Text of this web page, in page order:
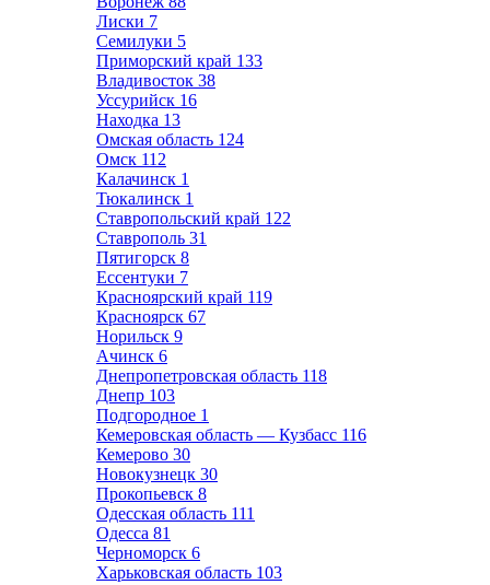
Лиски 7
Семилуки 5
Приморский край 133
Владивосток 38
Уссурийск 16
Находка 13
Омская область 124
Омск 112
Калачинск 1
Тюкалинск 1
Ставропольский край 122
Ставрополь 31
Пятигорск 8
Ессентуки 7
Красноярский край 119
Красноярск 67
Норильск 9
Ачинск 6
Днепропетровская область 118
Днепр 103
Подгородное 1
Кемеровская область — Кузбасс 116
Кемерово 30
Новокузнецк 30
Прокопьевск 8
Одесская область 111
Одесса 81
Черноморск 6
Харьковская область 103